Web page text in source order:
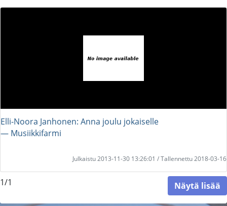
Elli-Noora Janhonen: Anna joulu jokaiselle
― Musiikkifarmi
Julkaistu 2013-11-30 13:26:01 / Tallennettu 2018-03-16
1/1 Näytä lisää